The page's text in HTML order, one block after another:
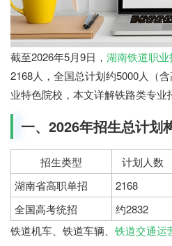
截至2026年5月9日， 湖南铁道职
2168人，全国总计划约5000人（
业特色院校，本文详解铁路类专业
一、2026年招生总计划
招生类型 计划人数
湖南省高职单招
2168
全国高考统招
约2832
铁道机车、铁道车辆、 铁道交通运